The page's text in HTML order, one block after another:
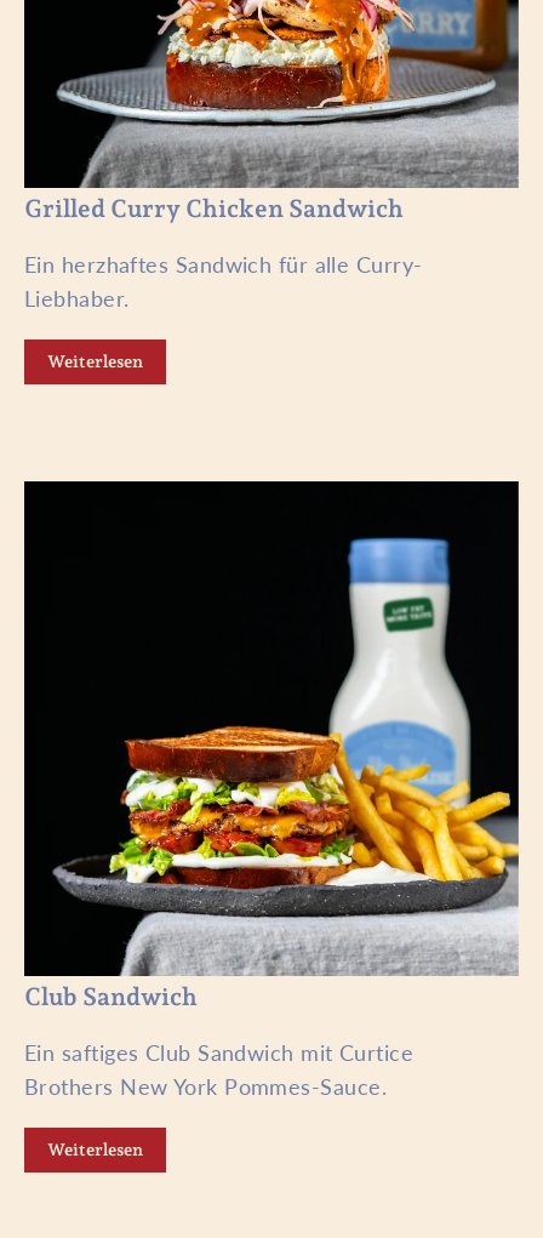
Grilled Curry Chicken Sandwich
Ein herzhaftes Sandwich für alle Curry-
Liebhaber.
Weiterlesen
Club Sandwich
Ein saftiges Club Sandwich mit Curtice
Brothers New York Pommes-Sauce.
Weiterlesen